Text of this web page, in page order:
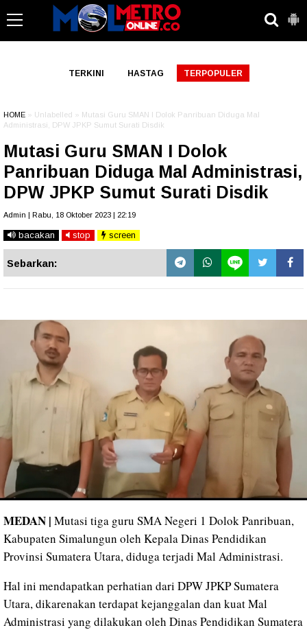
TERKINI HASTAG TERPOPULER
HOME » Unlabelled » Mutasi Guru SMAN I Dolok Panribuan Diduga Mal
Administrasi, DPW JPKP Sumut Surati Disdik
Mutasi Guru SMAN I Dolok
Panribuan Diduga Mal Administrasi,
DPW JPKP Sumut Surati Disdik
Admin | Rabu, 18 Oktober 2023 | 22:19
bacakan stop screen
Sebarkan:
MEDAN | Mutasi tiga guru SMA Negeri 1 Dolok Panribuan,
Kabupaten Simalungun oleh Kepala Dinas Pendidikan
Provinsi Sumatera Utara, diduga terjadi Mal Administrasi.
Hal ini mendapatkan perhatian dari DPW JPKP Sumatera
Utara, dikarenakan terdapat kejanggalan dan kuat Mal
Administrasi yang dilakukan oleh Dinas Pendidikan Sumatera